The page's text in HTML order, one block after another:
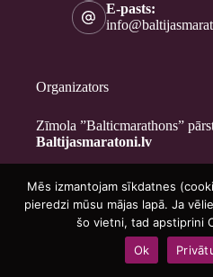
E-pasts:
Organizators
Zīmola ”Balticmarathons”
Baltijasmaratoni.lv
Kontakti
Par mums
Brīvprātīgajiem
Privātuma politika
Copyright © 2026 -
Mēs izmantojam sīkdatnes
pieredzi mūsu mājas lapā. Ja
šo vietni, tad apstiprini
Ok